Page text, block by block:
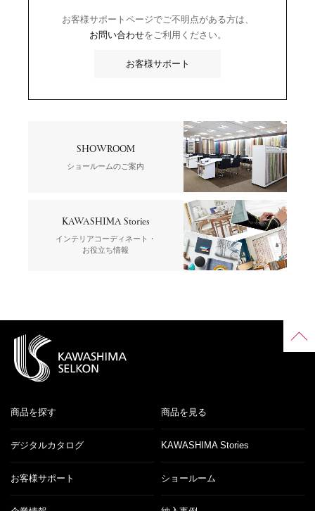
お客様サポートページでご不明点がある方は、
お問い合わせをご利用ください。
お客様サポート
SHOWROOM
ショールームのご案内
KAWASHIMA Stories
インテリアコーディネート・
お役立ち情報
商品を探す 商品を見る
デジタルカタログ KAWASHIMA Stories
お客様サポート ショールーム